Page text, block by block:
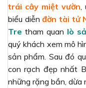
trái cây miệt vườn
biểu diễnđờn tài tử
Tre tham quan lò
quý khách xem mô
sản phẩm. Sau đó
con rạch đẹp nhất
những rặng bần,